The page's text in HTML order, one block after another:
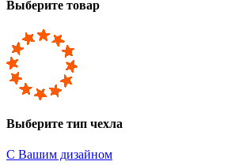
Выберите товар
Выберите тип чехла
С Вашим дизайном